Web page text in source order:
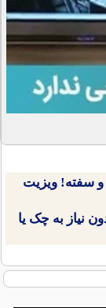
و سفته! ویزیت
نیاز به چک یا